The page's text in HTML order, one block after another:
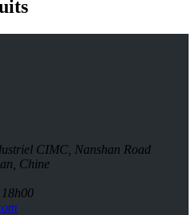
CIMC, Nanshan Road
Chine